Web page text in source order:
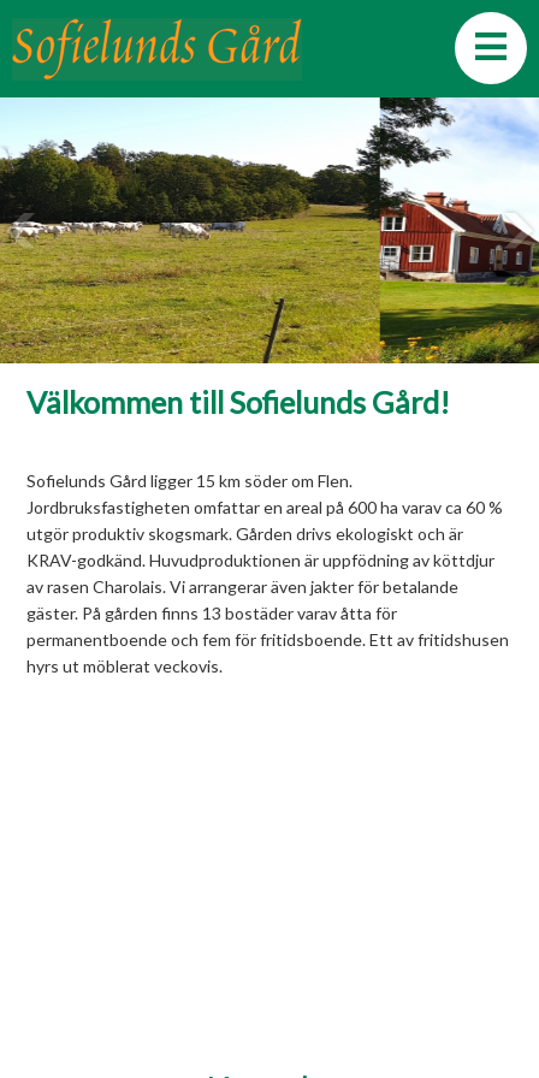
Välkommen till Sofielunds Gård!
Sofielunds Gård ligger 15 km söder om Flen.
Jordbruksfastigheten omfattar en areal på 600 ha varav ca 60 %
utgör produktiv skogsmark. Gården drivs ekologiskt och är
KRAV-godkänd. Huvudproduktionen är uppfödning av köttdjur
av rasen Charolais. Vi arrangerar även jakter för betalande
gäster. På gården finns 13 bostäder varav åtta för
permanentboende och fem för fritidsboende. Ett av fritidshusen
hyrs ut möblerat veckovis.